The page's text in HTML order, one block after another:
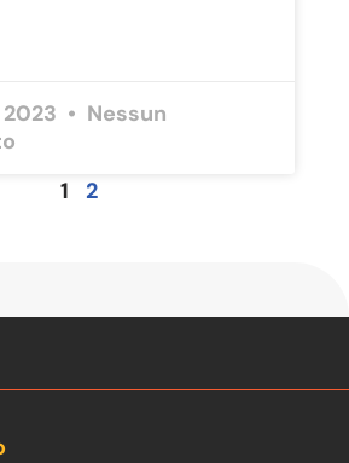
Nessun
1
2